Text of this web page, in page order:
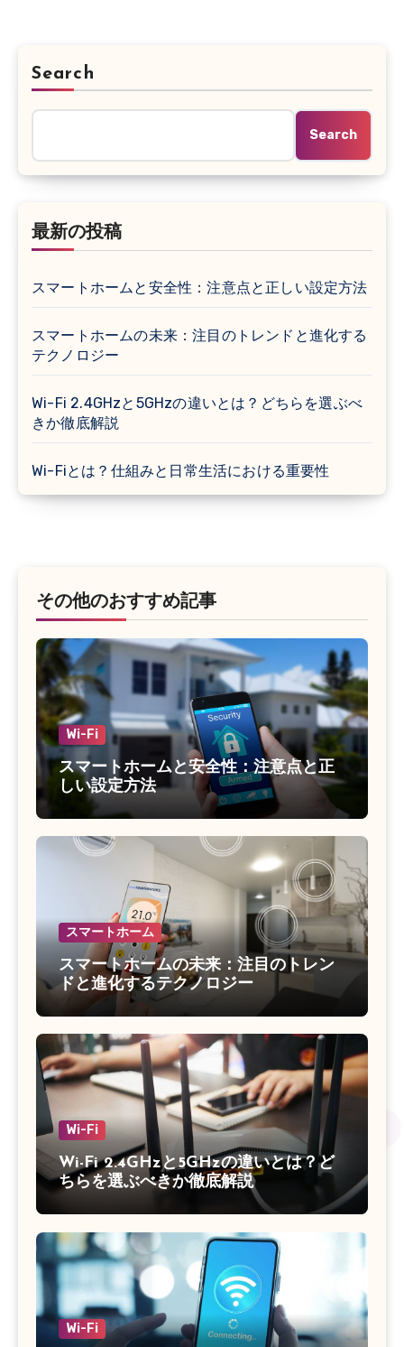
Search
Search
最新の投稿
スマートホームと安全性：注意点と正しい設定方法
スマートホームの未来：注目のトレンドと進化する
テクノロジー
Wi-Fi 2.4GHzと5GHzの違いとは？どちらを選ぶべ
きか徹底解説
Wi-Fiとは？仕組みと日常生活における重要性
その他のおすすめ記事
Wi-Fi
スマートホームと安全性：注意点と正
しい設定方法
スマートホーム
スマートホームの未来：注目のトレン
ドと進化するテクノロジー
Wi-Fi
Wi-Fi 2.4GHzと5GHzの違いとは？ど
ちらを選ぶべきか徹底解説
Wi-Fi